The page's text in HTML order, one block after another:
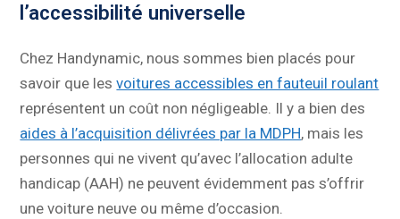
l’accessibilité universelle
Chez Handynamic, nous sommes bien placés pour
savoir que lesvoitures accessibles en fauteuil roulant
représentent un coût non négligeable. Il y a bien des
aides à l’acquisition délivrées par la MDPH, mais les
personnes qui ne vivent qu’avec l’allocation adulte
handicap (AAH) ne peuvent évidemment pas s’offrir
une voiture neuve ou même d’occasion.